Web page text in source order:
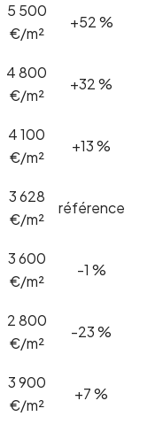
5 500
€/m²
+52 %
4 800
€/m²
+32 %
4 100
€/m²
+13 %
3 628
€/m²
référence
3 600
€/m²
-1 %
2 800
€/m²
-23 %
3 900
€/m²
+7 %